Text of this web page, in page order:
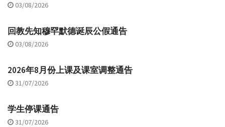
03/08/2026
回教先知穆罕默德诞辰公假通告
03/08/2026
2026年8月份上课及课室调整通告
31/07/2026
学生停课通告
31/07/2026